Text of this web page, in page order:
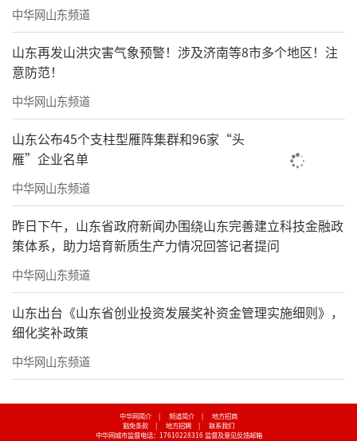
中华网山东频道
山东再发山洪灾害气象预警！涉及济南等8市多个地区！注
意防范！
中华网山东频道
山东公布45个支柱型雁阵集群和96家“头
雁”企业名单
中华网山东频道
昨日下午，山东省政府新闻办围绕山东完善建立科技金融政
策体系，助力培育新质生产力情况回答记者提问
中华网山东频道
山东出台《山东省创业投资发展奖补资金管理实施细则》，
细化奖补政策
中华网山东频道
中华网简介 | 频道简介 |
地方招商
豁免条款
| 地方招聘 |
联系我们
中华网城市监督电话：17610228316 监督及意见反馈邮箱